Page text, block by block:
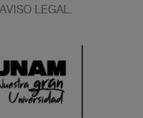
LEGAL.